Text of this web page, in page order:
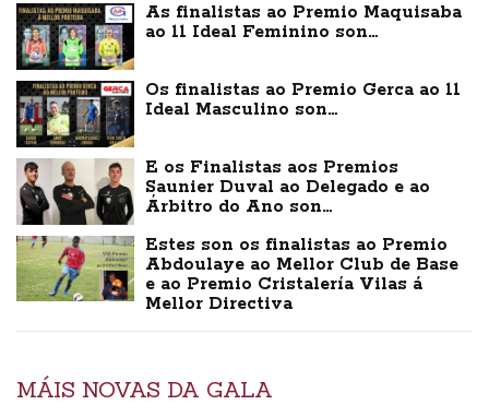
As finalistas ao Premio Maquisaba
ao 11 Ideal Feminino son…
Os finalistas ao Premio Gerca ao 11
Ideal Masculino son…
E os Finalistas aos Premios
Saunier Duval ao Delegado e ao
Árbitro do Ano son…
Estes son os finalistas ao Premio
Abdoulaye ao Mellor Club de Base
e ao Premio Cristalería Vilas á
Mellor Directiva
MÁIS NOVAS DA GALA